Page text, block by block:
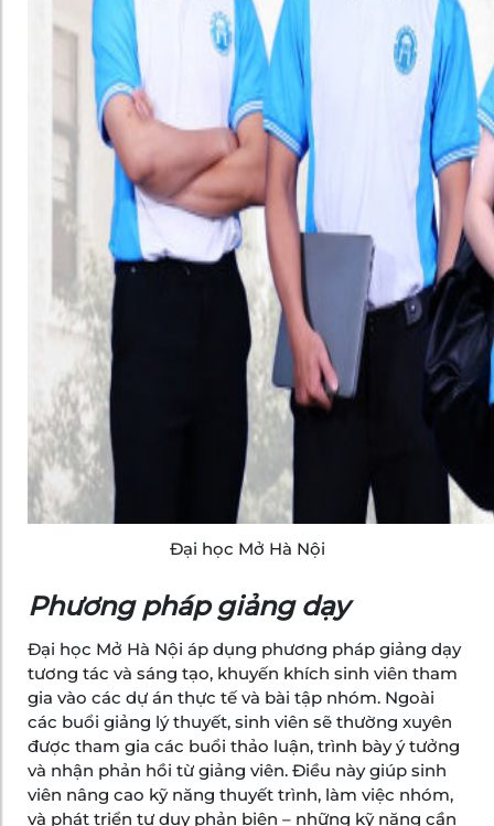
Đại học Mở Hà Nội
Phương pháp giảng dạy
Đại học Mở Hà Nội áp dụng phương pháp giảng dạy
tương tác và sáng tạo, khuyến khích sinh viên tham
gia vào các dự án thực tế và bài tập nhóm. Ngoài
các buổi giảng lý thuyết, sinh viên sẽ thường xuyên
được tham gia các buổi thảo luận, trình bày ý tưởng
và nhận phản hồi từ giảng viên. Điều này giúp sinh
viên nâng cao kỹ năng thuyết trình, làm việc nhóm,
và phát triển tư duy phản biện – những kỹ năng cần